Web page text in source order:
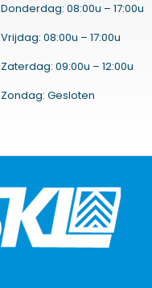
Donderdag: 08:00u – 17:00u
Vrijdag: 08:00u – 17:00u
Zaterdag: 09:00u – 12:00u
Zondag: Gesloten